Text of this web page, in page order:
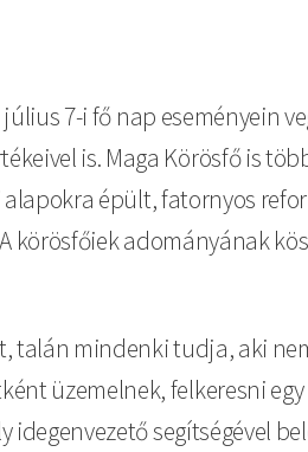
7-i fő nap eseményein
is. Maga Körösfő is
alapokra épült, fatornyos
körösfőiek adományának
talán mindenki tudja, aki
üzemelnek, felkeresni
idegenvezető segítségével